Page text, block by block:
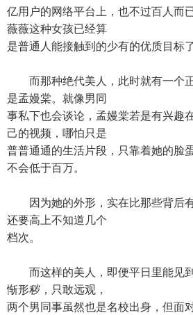
亿用户的网络平台上，也不过百人而
薇薇这种女孩已经算
是普通人能接触到的少有的优质目标了
而那种绝代美人，此时就有一个
是孟嫚棠。就像男同
事私下也会谈论，孟嫚棠若是有兴趣
己的视频，哪怕只是
普普通通的生活片段，只靠着她的脸
不会低于百万。
因为她的外形，实在比那些背后有
还要高上不知道几个
档次。
而这样的美人，即便平日里能见
惭形秽，只敢远观，
两个男同事虽然也是名校出身，但面